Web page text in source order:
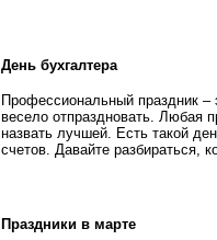
День бухгалтера
Профессиональный праздник –
весело отпраздновать. Любая
назвать лучшей. Есть такой
счетов. Давайте разбираться,
Праздники в марте